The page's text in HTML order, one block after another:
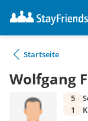
Startseite
Wolfgang
5
1